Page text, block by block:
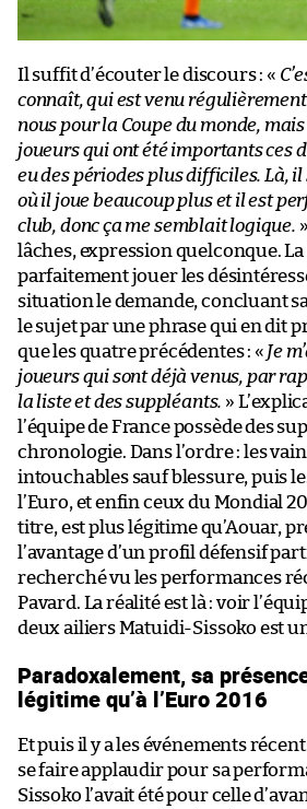
Il suffit d’écouter le discours : «
connaît, qui est venu
nous pour la Coupe du monde,
joueurs qui ont été importants ces
eu des périodes plus difficiles. Là, il
où il joue beaucoup plus et il est
club, donc ça me semblait logique.
lâches, expression quelconque. La
parfaitement jouer les
situation le demande, concluant
le sujet par une phrase qui en dit
que les quatre précédentes : « Je
joueurs qui sont déjà venus, par
la liste et des suppléants. »
l’équipe de France possède des
chronologie. Dans l’ordre : les
intouchables sauf blessure, puis
l’Euro, et enfin ceux du Mondial
titre, est plus légitime qu’Aouar,
l’avantage d’un profil défensif
recherché vu les performances
Pavard. La réalité est là : voir
deux ailiers Matuidi-Sissoko est
Paradoxalement, sa
légitime qu’à l’Euro 2016
Et puis il y a les événements
se faire applaudir pour sa
Sissoko l’avait été pour celle